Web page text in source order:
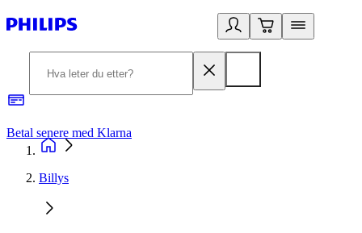
Betal senere med Klarna
Billys